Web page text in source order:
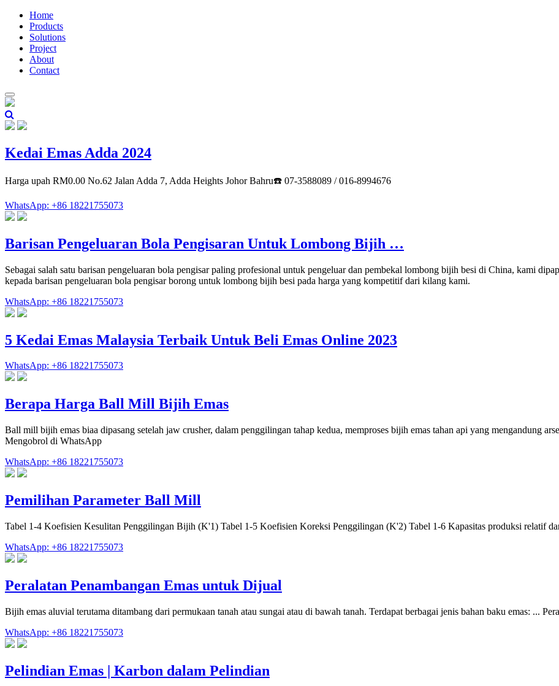
Home
Products
Solutions
Project
About
Contact
Kedai Emas Adda 2024
Harga upah RM0.00 No.62 Jalan Adda 7, Adda Heights Johor Bahru☎️ 07-3588089 / 016-8994676
WhatsApp: +86 18221755073
Barisan Pengeluaran Bola Pengisaran Untuk Lombong Bijih …
Sebagai salah satu barisan pengeluaran bola pengisar paling profesional untuk pengeluar dan pembekal lombong bijih besi di China, kami
kepada barisan pengeluaran bola pengisar borong untuk lombong bijih besi pada harga yang kompetitif dari kilang kami.
WhatsApp: +86 18221755073
5 Kedai Emas Malaysia Terbaik Untuk Beli Emas Online 2023
WhatsApp: +86 18221755073
Berapa Harga Ball Mill Bijih Emas
Ball mill bijih emas biaa dipasang setelah jaw crusher, dalam penggilingan tahap kedua, memproses bijih emas tahan api yang mengandung
Mengobrol di WhatsApp
WhatsApp: +86 18221755073
Pemilihan Parameter Ball Mill
Tabel 1-4 Koefisien Kesulitan Penggilingan Bijih (K'1) Tabel 1-5 Koefisien Koreksi Penggilingan (K'2) Tabel 1-6 Kapasitas produksi relatif
WhatsApp: +86 18221755073
Peralatan Penambangan Emas untuk Dijual
Bijih emas aluvial terutama ditambang dari permukaan tanah atau sungai atau di bawah tanah. Terdapat berbagai jenis bahan baku emas: ...
WhatsApp: +86 18221755073
Pelindian Emas | Karbon dalam Pelindian